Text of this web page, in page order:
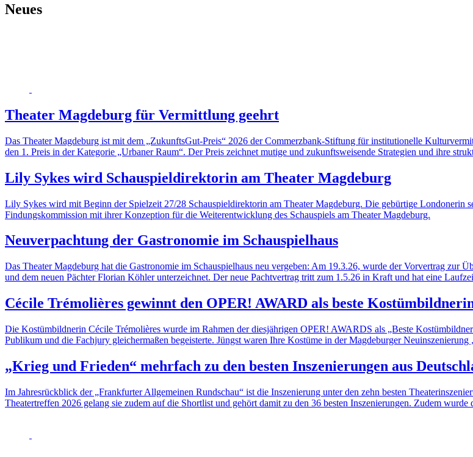
Neues
Theater Magdeburg für Vermittlung geehrt
Das Theater Magdeburg ist mit dem „ZukunftsGut-Preis“ 2026 der Commerzbank-Stiftung für institutionelle
den 1. Preis in der Kategorie „Urbaner Raum“. Der Preis zeichnet mutige und zukunftsweisende Strategien und ihre
Lily Sykes wird Schauspieldirektorin am Theater Magdeburg
Lily Sykes wird mit Beginn der Spielzeit 27/28 Schauspieldirektorin am Theater Magdeburg. Die gebürtige Londonerin
Findungskommission mit ihrer Konzeption für die Weiterentwicklung des Schauspiels am Theater Magdeburg.
Neuverpachtung der Gastronomie im Schauspielhaus
Das Theater Magdeburg hat die Gastronomie im Schauspielhaus neu vergeben: Am 19.3.26, wurde der Vorvertrag zur
und dem neuen Pächter Florian Köhler unterzeichnet. Der neue Pachtvertrag tritt zum 1.5.26 in Kraft und hat eine
Cécile Trémolières gewinnt den OPER! AWARD als beste
Die Kostümbildnerin Cécile Trémolières wurde im Rahmen der diesjährigen OPER! AWARDS als „Beste
Publikum und die Fachjury gleichermaßen begeisterte. Jüngst waren Ihre Kostüme in der Magdeburger Neuinszenierung
„Krieg und Frieden“ mehrfach zu den besten Inszenierungen aus
Im Jahresrückblick der „Frankfurter Allgemeinen Rundschau“ ist die Inszenierung unter den zehn besten
Theatertreffen 2026 gelang sie zudem auf die Shortlist und gehört damit zu den 36 besten Inszenierungen. Zudem